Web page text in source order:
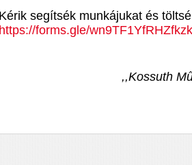
Kérik segítsék munkájukat és
https://forms.gle/
,,Kossuth